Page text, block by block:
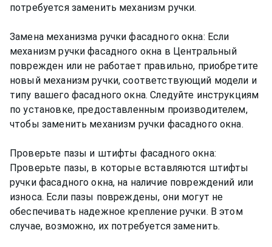
потребуется заменить механизм ручки.
Замена механизма ручки фасадного окна: Если
механизм ручки фасадного окна в Центральный
поврежден или не работает правильно, приобретите
новый механизм ручки, соответствующий модели и
типу вашего фасадного окна. Следуйте инструкциям
по установке, предоставленным производителем,
чтобы заменить механизм ручки фасадного окна.
Проверьте пазы и штифты фасадного окна:
Проверьте пазы, в которые вставляются штифты
ручки фасадного окна, на наличие повреждений или
износа. Если пазы повреждены, они могут не
обеспечивать надежное крепление ручки. В этом
случае, возможно, их потребуется заменить.